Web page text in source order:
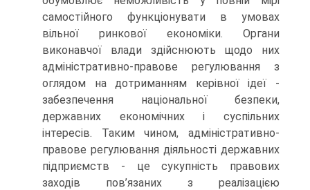
самостійного функціонувати в умовах
вільної ринкової економіки. Органи
виконавчої влади здійснюють щодо них
адміністративно-правове регулювання з
оглядом на дотриманням керівної ідеї -
забезпечення національної безпеки,
державних економічних і суспільних
інтересів. Таким чином, адміністративно-
правове регулювання діяльності державних
підприємств - це сукупність правових
заходів пов’язаних з реалізацією